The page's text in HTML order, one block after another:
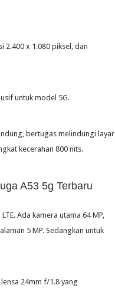
2.400 x 1.080 piksel, dan
untuk model 5G.
bertugas melindungi layar
kecerahan 800 nits.
A53 5g Terbaru
Ada kamera utama 64 MP,
5 MP. Sedangkan untuk
24mm f/1.8 yang